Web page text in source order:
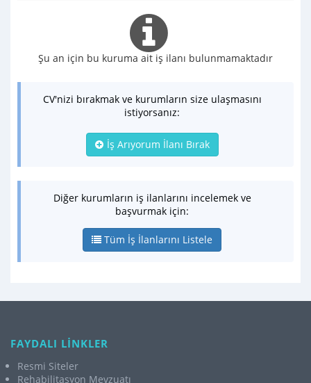
Şu an için bu kuruma ait iş ilanı bulunmamaktadır
CV'nizi bırakmak ve kurumların size ulaşmasını
istiyorsanız:
İş Arıyorum İlanı Bırak
Diğer kurumların iş ilanlarını incelemek ve
başvurmak için:
Tüm İş İlanlarını Listele
FAYDALI LİNKLER
Resmi Siteler
Rehabilitasyon Mevzuatı